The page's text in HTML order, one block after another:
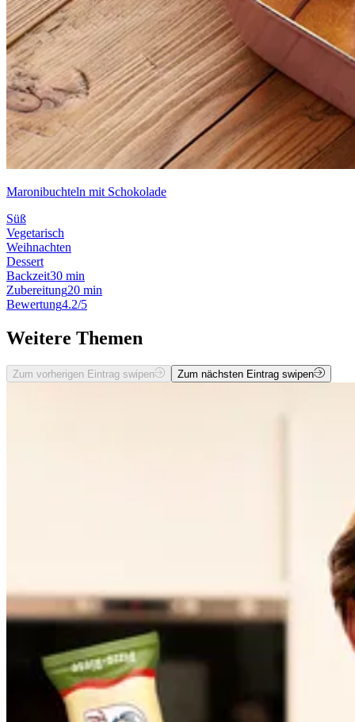
Maronibuchteln mit Schokolade
Süß
Vegetarisch
Weihnachten
Dessert
Backzeit30 min
Zubereitung20 min
Bewertung4.2/5
Weitere Themen
Zum vorherigen Eintrag swipen Zum nächsten Eintrag swipen